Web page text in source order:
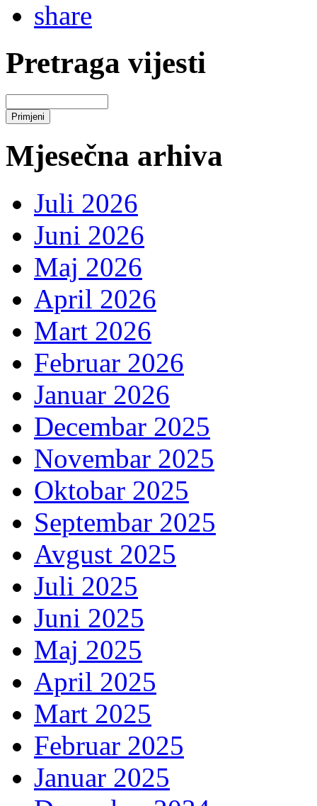
Pretraga vijesti
Mjesečna arhiva
Juli 2026
Juni 2026
Maj 2026
April 2026
Mart 2026
Februar 2026
Januar 2026
Decembar 2025
Novembar 2025
Oktobar 2025
Septembar 2025
Avgust 2025
Juli 2025
Juni 2025
Maj 2025
April 2025
Mart 2025
Februar 2025
Januar 2025